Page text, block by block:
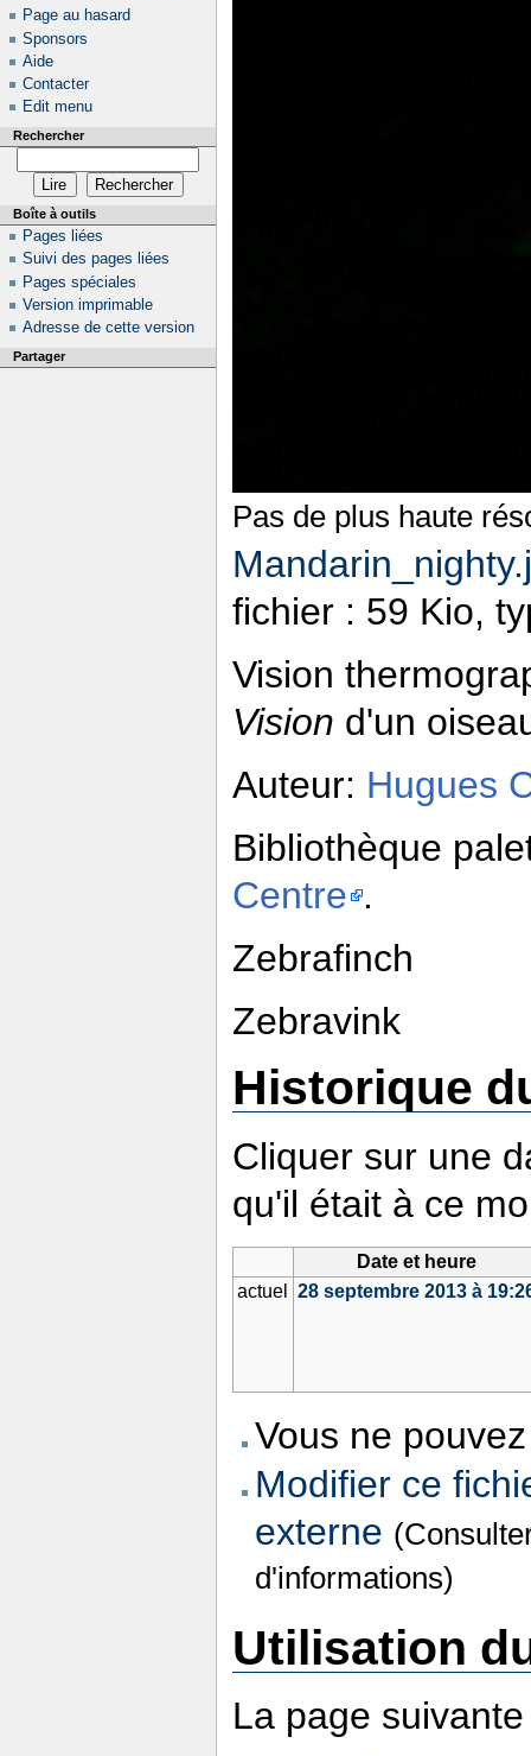
Pas de plus haute
fichier : 59 Kio,
Vision
Vision d'un
Auteur: Hugues
Bibliothèque
Centre .
Zebrafinch
Zebravink
Historique
Cliquer sur une
qu'il était à ce
Date et heure
actuel
28 septembre 2013 à
Vous ne
Modifier ce
externe
d'informations)
Utilisation
La page
Page au hasard
Sponsors
Aide
Contacter
Edit menu
Rechercher
Boîte à outils
Pages liées
Suivi des pages liées
Pages spéciales
Version imprimable
Adresse de cette version
Partager